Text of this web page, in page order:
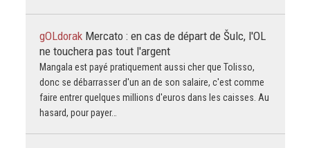
gOLdorak Mercato : en cas de départ de Šulc, l'OL
ne touchera pas tout l'argent
Mangala est payé pratiquement aussi cher que Tolisso,
donc se débarrasser d'un an de son salaire, c'est comme
faire entrer quelques millions d'euros dans les caisses. Au
hasard, pour payer…